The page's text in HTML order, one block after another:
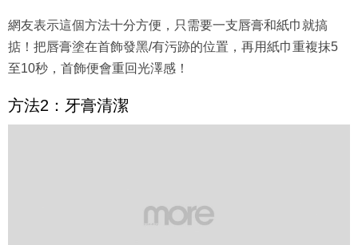
網友表示這個方法十分方便，只需要一支唇膏和紙巾就搞
掂！把唇膏塗在首飾發黑/有污跡的位置，再用紙巾重複抹5
至10秒，首飾便會重回光澤感！
方法2：牙膏清潔